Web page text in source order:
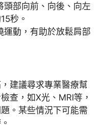
頭部向前、向後、向左
秒。
運動，有助於放鬆肩部
建議尋求專業醫療幫
查，如X光、MRI等，
。某些情況下可能需